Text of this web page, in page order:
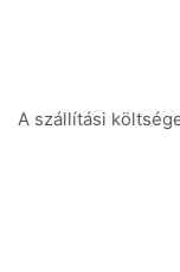
A szállítási